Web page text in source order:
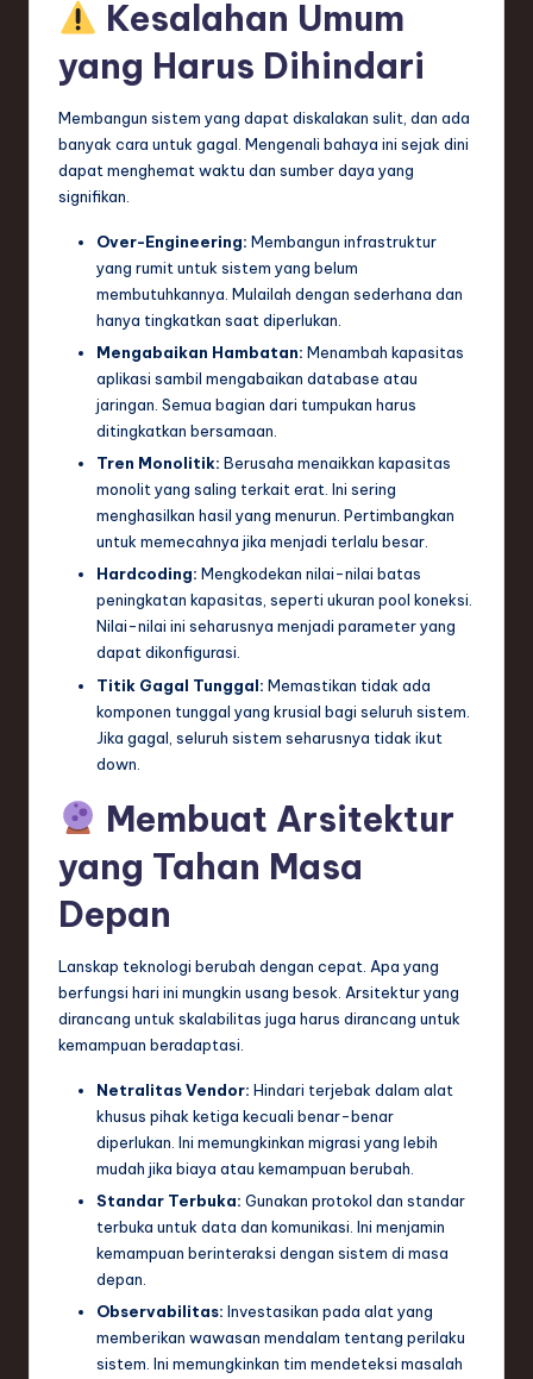
Kesalahan Umum
yang Harus Dihindari
Membangun sistem yang dapat diskalakan sulit, dan ada
banyak cara untuk gagal. Mengenali bahaya ini sejak dini
dapat menghemat waktu dan sumber daya yang
signifikan.
Over-Engineering: Membangun infrastruktur
yang rumit untuk sistem yang belum
membutuhkannya. Mulailah dengan sederhana dan
hanya tingkatkan saat diperlukan.
Mengabaikan Hambatan: Menambah kapasitas
aplikasi sambil mengabaikan database atau
jaringan. Semua bagian dari tumpukan harus
ditingkatkan bersamaan.
Tren Monolitik: Berusaha menaikkan kapasitas
monolit yang saling terkait erat. Ini sering
menghasilkan hasil yang menurun. Pertimbangkan
untuk memecahnya jika menjadi terlalu besar.
Hardcoding: Mengkodekan nilai-nilai batas
peningkatan kapasitas, seperti ukuran pool koneksi.
Nilai-nilai ini seharusnya menjadi parameter yang
dapat dikonfigurasi.
Titik Gagal Tunggal: Memastikan tidak ada
komponen tunggal yang krusial bagi seluruh sistem.
Jika gagal, seluruh sistem seharusnya tidak ikut
down.
Membuat Arsitektur
yang Tahan Masa
Depan
Lanskap teknologi berubah dengan cepat. Apa yang
berfungsi hari ini mungkin usang besok. Arsitektur yang
dirancang untuk skalabilitas juga harus dirancang untuk
kemampuan beradaptasi.
Netralitas Vendor: Hindari terjebak dalam alat
khusus pihak ketiga kecuali benar-benar
diperlukan. Ini memungkinkan migrasi yang lebih
mudah jika biaya atau kemampuan berubah.
Standar Terbuka: Gunakan protokol dan standar
terbuka untuk data dan komunikasi. Ini menjamin
kemampuan berinteraksi dengan sistem di masa
depan.
Observabilitas: Investasikan pada alat yang
memberikan wawasan mendalam tentang perilaku
sistem. Ini memungkinkan tim mendeteksi masalah